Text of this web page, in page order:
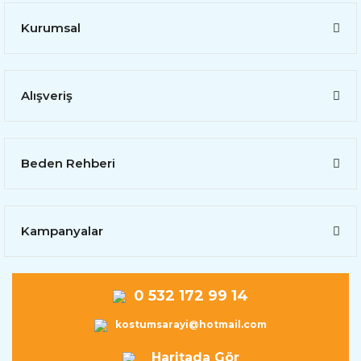
Kurumsal
Alışveriş
Beden Rehberi
Kampanyalar
0 532 172 99 14
kostumsarayi@hotmail.com
Haritada Gör